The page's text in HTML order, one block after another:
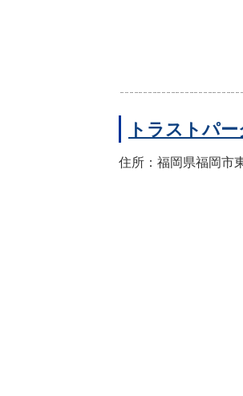
トラストパ
住所：福岡県福岡市